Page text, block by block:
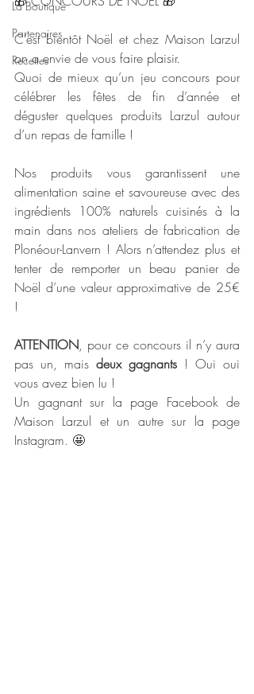
La Boutique
Partenaires
Recettes
C’est bientôt Noël et chez Maison Larzul
on a envie de vous faire plaisir.
Quoi de mieux qu’un jeu concours pour
célébrer les fêtes de fin d’année et
déguster quelques produits Larzul autour
d’un repas de famille !
Nos produits vous garantissent une
alimentation saine et savoureuse avec des
ingrédients 100% naturels cuisinés à la
main dans nos ateliers de fabrication de
Plonéour-Lanvern ! Alors n’attendez plus et
tenter de remporter un beau panier de
Noël d’une valeur approximative de 25€
!
ATTENTION, pour ce concours il n’y aura
pas un, mais deux gagnants ! Oui oui
vous avez bien lu !
Un gagnant sur la page Facebook de
Maison Larzul et un autre sur la page
Instagram. 🤩